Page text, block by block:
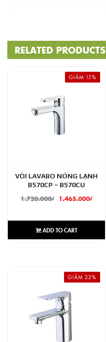
RELATED PRODUCTS
GIẢM 15%
VÒI LAVABO NÓNG LẠNH
B570CP – B570CU
1.720.000₫ 1.465.000₫
ADD TO CART
GIẢM 22%